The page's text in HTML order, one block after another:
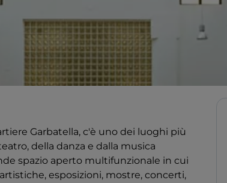
Garbatella, c'è uno dei luoghi più
della danza e dalla musica
spazio aperto multifunzionale in cui
esposizioni, mostre, concerti,